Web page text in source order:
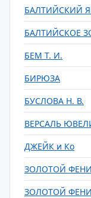
БАЛТИЙСКИЙ
БАЛТИЙСКОЕ
БЕМ Т. И.
БИРЮЗА
БУСЛОВА Н. В.
ВЕРСАЛЬ
ДЖЕЙК и Ко
ЗОЛОТОЙ
ЗОЛОТОЙ